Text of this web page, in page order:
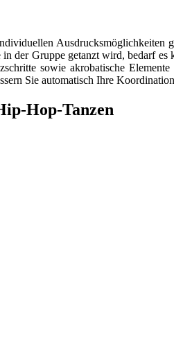
Ausdrucksmöglichkeiten
der Gruppe getanzt wird, bedarf
sowie akrobatische
Sie automatisch Ihre
Hop-Tanzen